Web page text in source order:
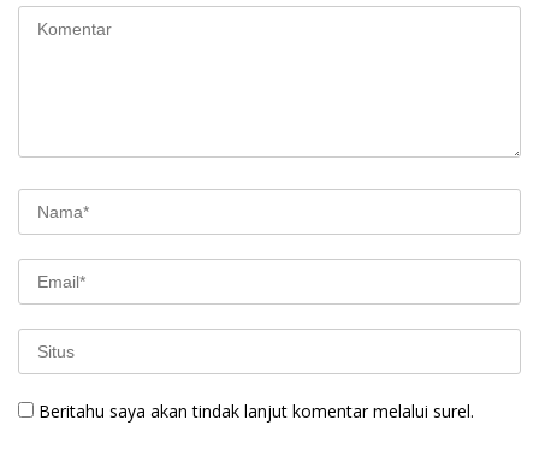
Beritahu saya akan tindak lanjut komentar melalui surel.